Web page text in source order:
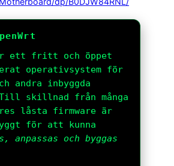
ett fritt och öppet
operativsystem för
andra inbyggda
skillnad från många
låsta firmware är
för att kunna
anpassas och byggas